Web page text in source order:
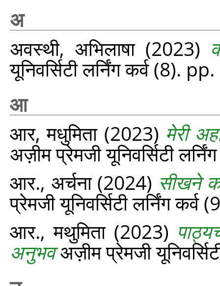
अ
अवस्थी, अभिलाषा(2023)
यूनिवर्सिटी लर्निंग कर्व (8).
आ
आर, मधुमिता(2023) मेरी
अज़ीम प्रेमजी यूनिवर्सिटी
आर., अर्चना(2024) सीखने
प्रेमजी यूनिवर्सिटी लर्निंग
आर., मथुमिता(2023)
अनुभवअज़ीम प्रेमजी